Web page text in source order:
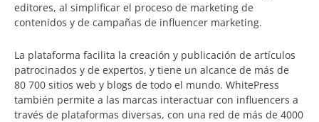
editores, al simplificar el proceso de marketing de
contenidos y de campañas de influencer marketing.
La plataforma facilita la creación y publicación de artículos
patrocinados y de expertos, y tiene un alcance de más de
80 700 sitios web y blogs de todo el mundo. WhitePress
también permite a las marcas interactuar con influencers a
través de plataformas diversas, con una red de más de 4000